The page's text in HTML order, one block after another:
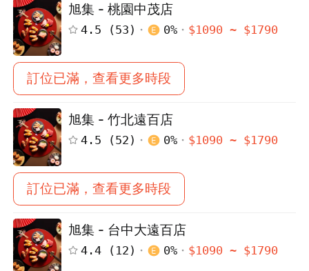
旭集 - 桃園中茂店
4.5 (53 ) 0% $1090 ~ $1790
訂位已滿，查看更多時段
旭集 - 竹北遠百店
4.5 (52 ) 0% $1090 ~ $1790
訂位已滿，查看更多時段
旭集 - 台中大遠百店
4.4 ( 12 ) 0% $1090 ~ $1790